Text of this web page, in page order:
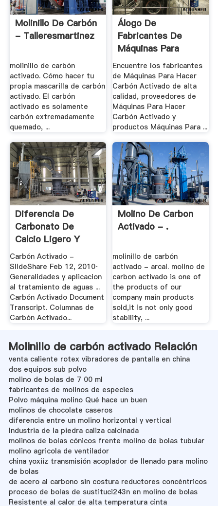
Molinillo De Carbón
- Talleresmartinez
molinillo de carbón
activado. Cómo hacer tu
propia mascarilla de carbón
activado. El carbón
activado es solamente
carbón extremadamente
quemado, ...
Álogo De
Fabricantes De
Máquinas Para
Hacer .
Encuentre los fabricantes
de Máquinas Para Hacer
Carbón Activado de alta
calidad, proveedores de
Máquinas Para Hacer
Carbón Activado y
productos Máquinas Para ...
Diferencia De
Carbonato De
Calcio Ligero Y
Activado
Carbón Activado -
SlideShare Feb 12, 2010·
Generalidades y aplicacion
al tratamiento de aguas ...
Carbón Activado Document
Transcript. Columnas de
Carbón Activado...
Molino De Carbon
Activado - .
molinillo de carbón
activado - arcal. molino de
carbon activado is one of
the products of our
company main products
sold,it is not only good
stability, ...
Molinillo de carbón activado Relación
venta caliente rotex vibradores de pantalla en china
dos equipos sub polvo
molino de bolas de 7 00 ml
fabricantes de molinos de especies
Polvo máquina molino Qué hace un buen
molinos de chocolate caseros
diferencia entre un molino horizontal y vertical
Industria de la piedra caliza calcinada
molinos de bolas cónicos frente molino de bolas tubular
molino agricola de ventilador
china yoxiiz transmisión acoplador de llenado para molino
de bolas
de acero al carbono sin costura reductores concéntricos
proceso de bolas de sustituci243n en molino de bolas
Resistente al calor de alta temperatura cinta